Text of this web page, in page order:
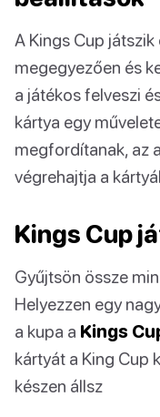
A Kings Cup
megegyezően és
a játékos felveszi
kártya egy
megfordítanak, az
végrehajtja a
Kings Cup
Gyűjtsön össze
Helyezzen egy
a kupa a Kings
kártyát a King Cup
készen állsz